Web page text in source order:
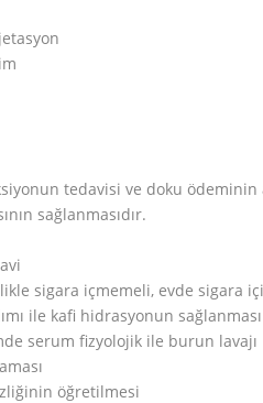
tedavisi ve doku ödeminin
sağlanmasıdır.
sigara içmemeli, evde sigara
ile kafi hidrasyonun sağlanması
serum fizyolojik ile burun lavajı
öğretilmesi